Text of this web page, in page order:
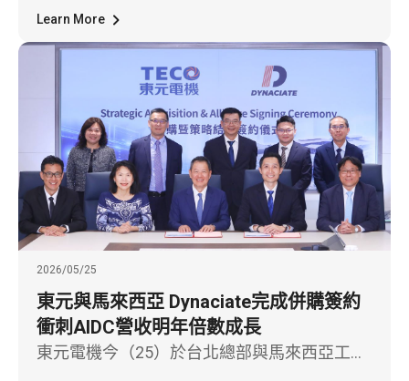
堅持與承諾。
Learn More
2026/05/25
東元與馬來西亞 Dynaciate完成併購簽約
衝刺AIDC營收明年倍數成長
東元電機今（25）於台北總部與馬來西亞工程